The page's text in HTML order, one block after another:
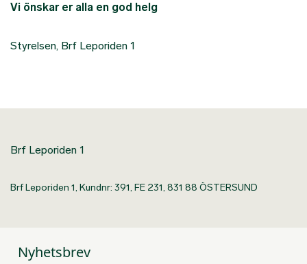
Vi önskar er alla en god helg
Styrelsen, Brf Leporiden 1
Brf Leporiden 1
Brf Leporiden 1, Kundnr: 391, FE 231, 831 88 ÖSTERSUND
Nyhetsbrev